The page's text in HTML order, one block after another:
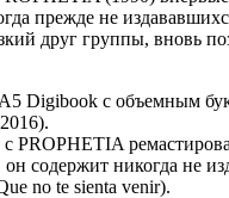
прежде не
друг группы, вновь
c объемным
PROPHETIA
содержит никогда не
no te sienta venir).